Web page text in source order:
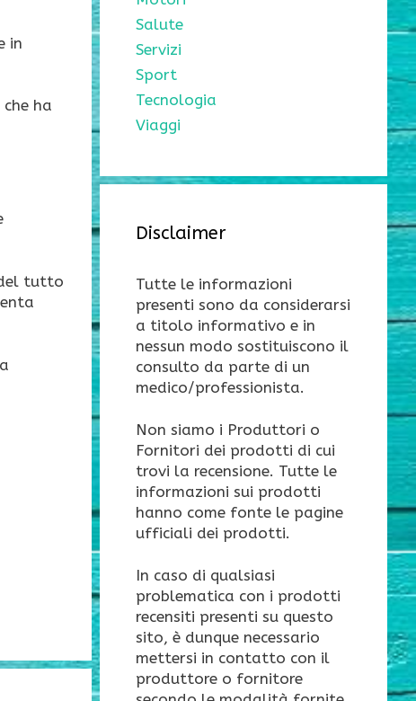
in
che ha
tutto
Salute
Servizi
Sport
Tecnologia
Viaggi
Disclaimer
Tutte le informazioni
presenti sono da considerarsi
a titolo informativo e in
nessun modo sostituiscono il
consulto da parte di un
medico/professionista.
Non siamo i Produttori o
Fornitori dei prodotti di cui
trovi la recensione. Tutte le
informazioni sui prodotti
hanno come fonte le pagine
ufficiali dei prodotti.
In caso di qualsiasi
problematica con i prodotti
recensiti presenti su questo
sito, è dunque necessario
mettersi in contatto con il
produttore o fornitore